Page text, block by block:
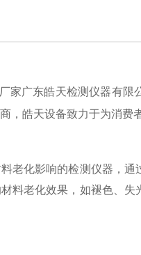
家广东皓天检测仪器有限
，皓天设备致力于为消费
老化影响的检测仪器，
料老化效果，如褪色、